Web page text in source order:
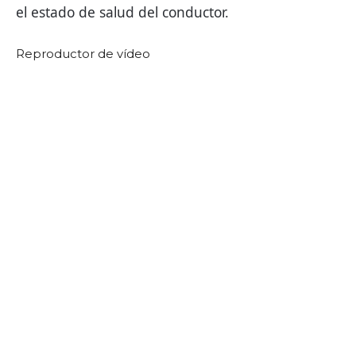
el estado de salud del conductor.
Reproductor de vídeo